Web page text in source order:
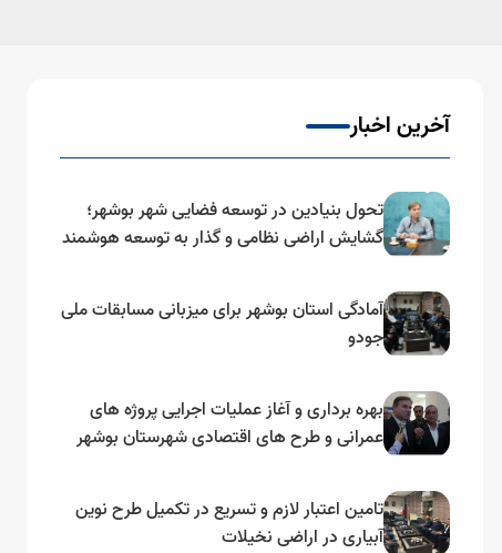
آخرین اخبار
تحول بنیادین در توسعه فضایی شهر بوشهر؛
گشایش اراضی نظامی و گذار به توسعه هوشمند
آمادگی استان بوشهر برای میزبانی مسابقات ملی
جودو
بهره برداری و آغاز عملیات اجرایی پروژه های
عمرانی و طرح های اقتصادی شهرستان بوشهر
تامین اعتبار لازم و تسریع در تکمیل طرح نوین
آبیاری در اراضی نخیلات